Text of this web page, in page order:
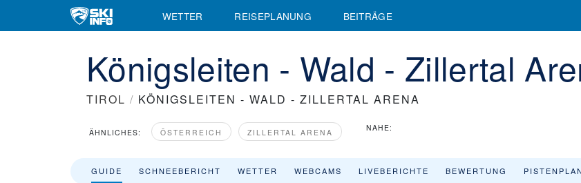
WETTER REISEPLANUNG BEITRÄGE
Königsleiten - Wald - Zillertal
TIROL / KÖNIGSLEITEN - WALD - ZILLERTAL ARENA
ÄHNLICHES: ÖSTERREICH ZILLERTAL ARENA NAHE:
GUIDE SCHNEEBERICHT WETTER WEBCAMS LIVEBERICHTE BEWERTUNG
Skigebiet Königsleiten - Wald - Zillertal Arena - Skiinfo.de